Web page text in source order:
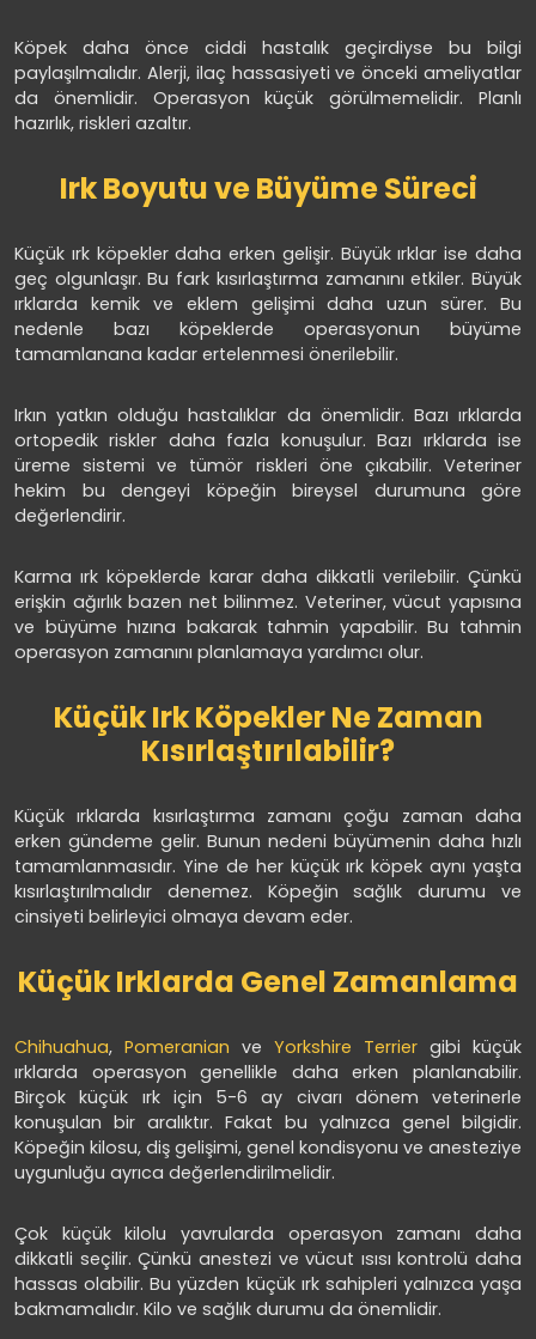
Köpek daha önce ciddi hastalık geçirdiyse bu bilgi
paylaşılmalıdır. Alerji, ilaç hassasiyeti ve önceki ameliyatlar
da önemlidir. Operasyon küçük görülmemelidir. Planlı
hazırlık, riskleri azaltır.
Irk Boyutu ve Büyüme Süreci
Küçük ırk köpekler daha erken gelişir. Büyük ırklar ise daha
geç olgunlaşır. Bu fark kısırlaştırma zamanını etkiler. Büyük
ırklarda kemik ve eklem gelişimi daha uzun sürer. Bu
nedenle bazı köpeklerde operasyonun büyüme
tamamlanana kadar ertelenmesi önerilebilir.
Irkın yatkın olduğu hastalıklar da önemlidir. Bazı ırklarda
ortopedik riskler daha fazla konuşulur. Bazı ırklarda ise
üreme sistemi ve tümör riskleri öne çıkabilir. Veteriner
hekim bu dengeyi köpeğin bireysel durumuna göre
değerlendirir.
Karma ırk köpeklerde karar daha dikkatli verilebilir. Çünkü
erişkin ağırlık bazen net bilinmez. Veteriner, vücut yapısına
ve büyüme hızına bakarak tahmin yapabilir. Bu tahmin
operasyon zamanını planlamaya yardımcı olur.
Küçük Irk Köpekler Ne Zaman
Kısırlaştırılabilir?
Küçük ırklarda kısırlaştırma zamanı çoğu zaman daha
erken gündeme gelir. Bunun nedeni büyümenin daha hızlı
tamamlanmasıdır. Yine de her küçük ırk köpek aynı yaşta
kısırlaştırılmalıdır denemez. Köpeğin sağlık durumu ve
cinsiyeti belirleyici olmaya devam eder.
Küçük Irklarda Genel Zamanlama
Chihuahua, Pomeranian ve Yorkshire Terrier gibi küçük
ırklarda operasyon genellikle daha erken planlanabilir.
Birçok küçük ırk için 5-6 ay civarı dönem veterinerle
konuşulan bir aralıktır. Fakat bu yalnızca genel bilgidir.
Köpeğin kilosu, diş gelişimi, genel kondisyonu ve anesteziye
uygunluğu ayrıca değerlendirilmelidir.
Çok küçük kilolu yavrularda operasyon zamanı daha
dikkatli seçilir. Çünkü anestezi ve vücut ısısı kontrolü daha
hassas olabilir. Bu yüzden küçük ırk sahipleri yalnızca yaşa
bakmamalıdır. Kilo ve sağlık durumu da önemlidir.